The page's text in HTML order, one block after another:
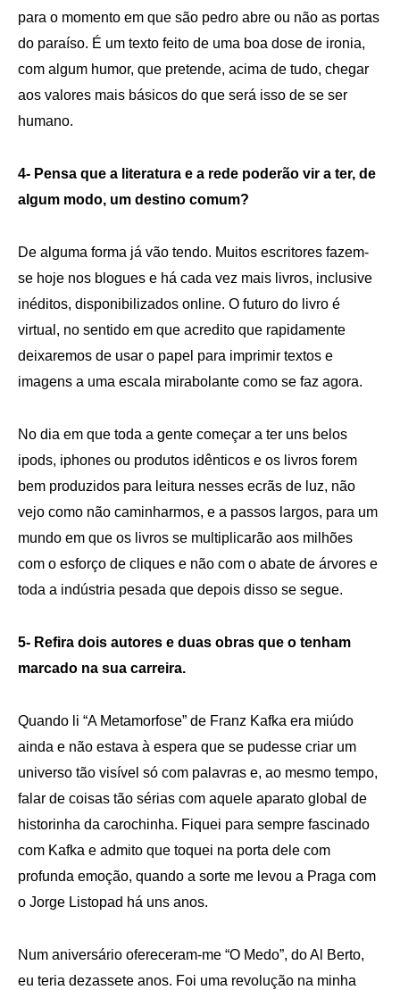
para o momento em que são pedro abre ou não as portas
do paraíso. É um texto feito de uma boa dose de ironia,
com algum humor, que pretende, acima de tudo, chegar
aos valores mais básicos do que será isso de se ser
humano.
4- Pensa que a literatura e a rede poderão vir a ter, de
algum modo, um destino comum?
De alguma forma já vão tendo. Muitos escritores fazem-
se hoje nos blogues e há cada vez mais livros, inclusive
inéditos, disponibilizados online. O futuro do livro é
virtual, no sentido em que acredito que rapidamente
deixaremos de usar o papel para imprimir textos e
imagens a uma escala mirabolante como se faz agora.
No dia em que toda a gente começar a ter uns belos
ipods, iphones ou produtos idênticos e os livros forem
bem produzidos para leitura nesses ecrãs de luz, não
vejo como não caminharmos, e a passos largos, para um
mundo em que os livros se multiplicarão aos milhões
com o esforço de cliques e não com o abate de árvores e
toda a indústria pesada que depois disso se segue.
5- Refira dois autores e duas obras que o tenham
marcado na sua carreira.
Quando li “A Metamorfose” de Franz Kafka era miúdo
ainda e não estava à espera que se pudesse criar um
universo tão visível só com palavras e, ao mesmo tempo,
falar de coisas tão sérias com aquele aparato global de
historinha da carochinha. Fiquei para sempre fascinado
com Kafka e admito que toquei na porta dele com
profunda emoção, quando a sorte me levou a Praga com
o Jorge Listopad há uns anos.
Num aniversário ofereceram-me “O Medo”, do Al Berto,
eu teria dezassete anos. Foi uma revolução na minha